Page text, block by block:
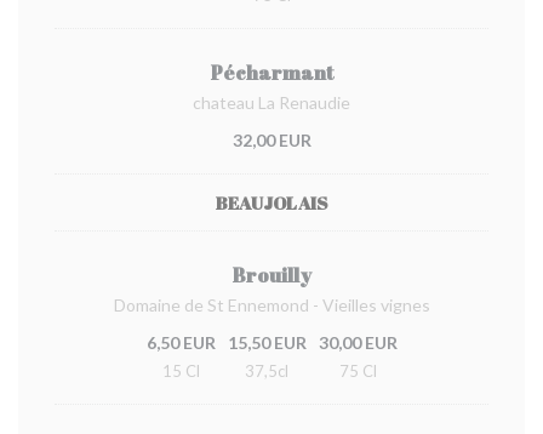
Pécharmant
chateau La Renaudie
32,00 EUR
BEAUJOLAIS
Brouilly
Domaine de St Ennemond - Vieilles vignes
6,50 EUR
15 Cl
15,50 EUR
37,5cl
30,00 EUR
75 Cl